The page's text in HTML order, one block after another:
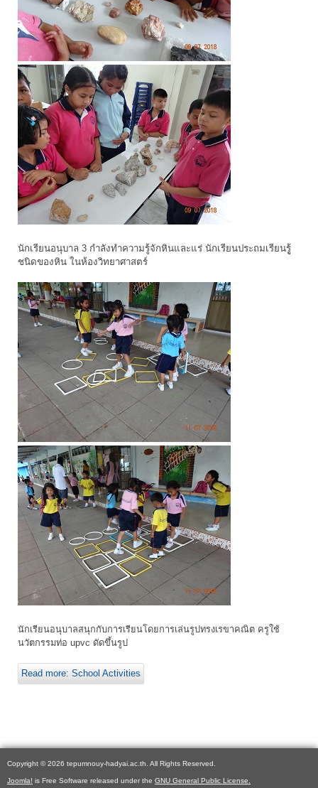
นักเรียนอนุบาล 3 กำลังทำความรู้จักหินและแร่ นักเรียนประถมเรียนรูู้
ชนิดของหิน ในห้องวิทยาศาสตร์
นักเรียนอนุบาลสนุกกับการเรียนโดยการเล่นรูปทรงเรขาคณิต ครูใช้
นวัตกรรมท่อ upvc ดัดขึ้นรูป
Read more: School Activities
Copyright © 2026 tepumnouy-hadyai.ac.th. All Rights Reserved.
Joomla! is Free Software released under the GNU General Public License.